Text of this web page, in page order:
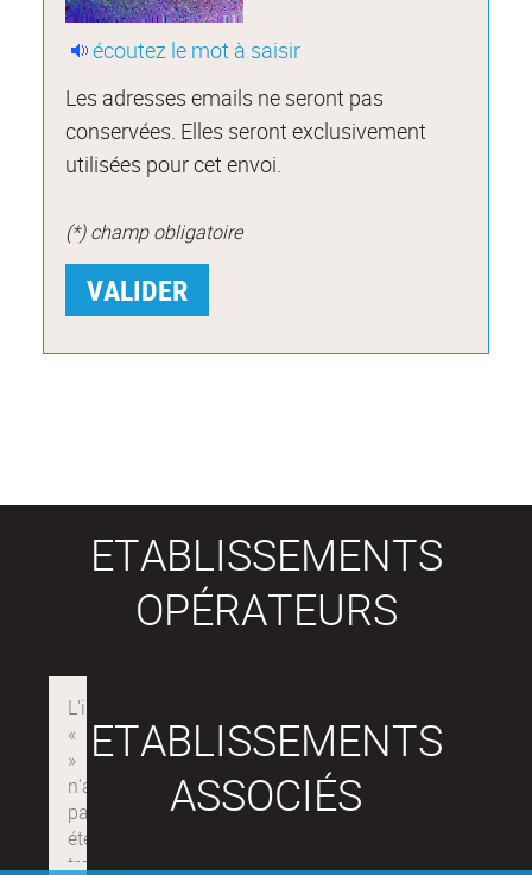
écoutez le mot à saisir
Les adresses emails ne seront pas
conservées. Elles seront exclusivement
utilisées pour cet envoi.
(*) champ obligatoire
ETABLISSEMENTS
OPÉRATEURS
ETABLISSEMENTS
ASSOCIÉS